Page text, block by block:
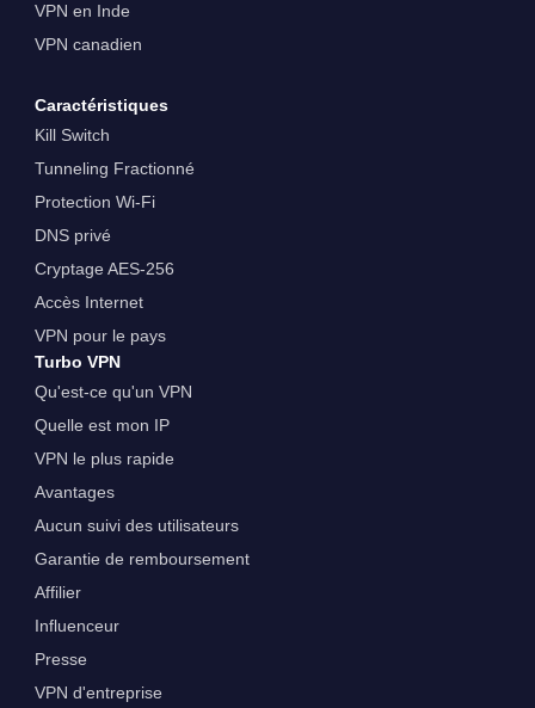
VPN en Inde
VPN canadien
Caractéristiques
Kill Switch
Tunneling Fractionné
Protection Wi-Fi
DNS privé
Cryptage AES-256
Accès Internet
VPN pour le pays
Turbo VPN
Qu'est-ce qu'un VPN
Quelle est mon IP
VPN le plus rapide
Avantages
Aucun suivi des utilisateurs
Garantie de remboursement
Affilier
Influenceur
Presse
VPN d'entreprise